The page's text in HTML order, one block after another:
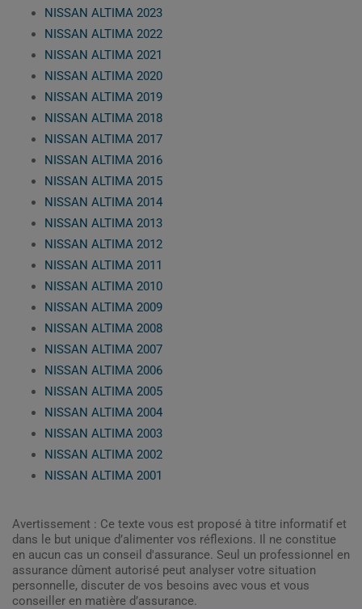
NISSAN ALTIMA 2023
NISSAN ALTIMA 2022
NISSAN ALTIMA 2021
NISSAN ALTIMA 2020
NISSAN ALTIMA 2019
NISSAN ALTIMA 2018
NISSAN ALTIMA 2017
NISSAN ALTIMA 2016
NISSAN ALTIMA 2015
NISSAN ALTIMA 2014
NISSAN ALTIMA 2013
NISSAN ALTIMA 2012
NISSAN ALTIMA 2011
NISSAN ALTIMA 2010
NISSAN ALTIMA 2009
NISSAN ALTIMA 2008
NISSAN ALTIMA 2007
NISSAN ALTIMA 2006
NISSAN ALTIMA 2005
NISSAN ALTIMA 2004
NISSAN ALTIMA 2003
NISSAN ALTIMA 2002
NISSAN ALTIMA 2001
Avertissement : Ce texte vous est proposé à titre informatif et
dans le but unique d’alimenter vos réflexions. Il ne constitue
en aucun cas un conseil d'assurance. Seul un professionnel en
assurance dûment autorisé peut analyser votre situation
personnelle, discuter de vos besoins avec vous et vous
conseiller en matière d’assurance.